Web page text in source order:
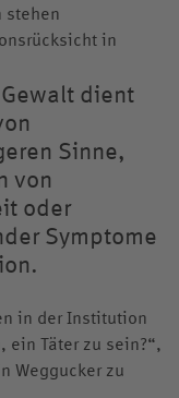
in
dient
Sinne,
von
oder
Symptome
in der Institution
Täter zu sein?“,
Weggucker zu